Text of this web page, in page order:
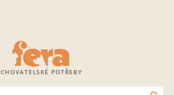
CHOVATELSKÉ POTŘEBY